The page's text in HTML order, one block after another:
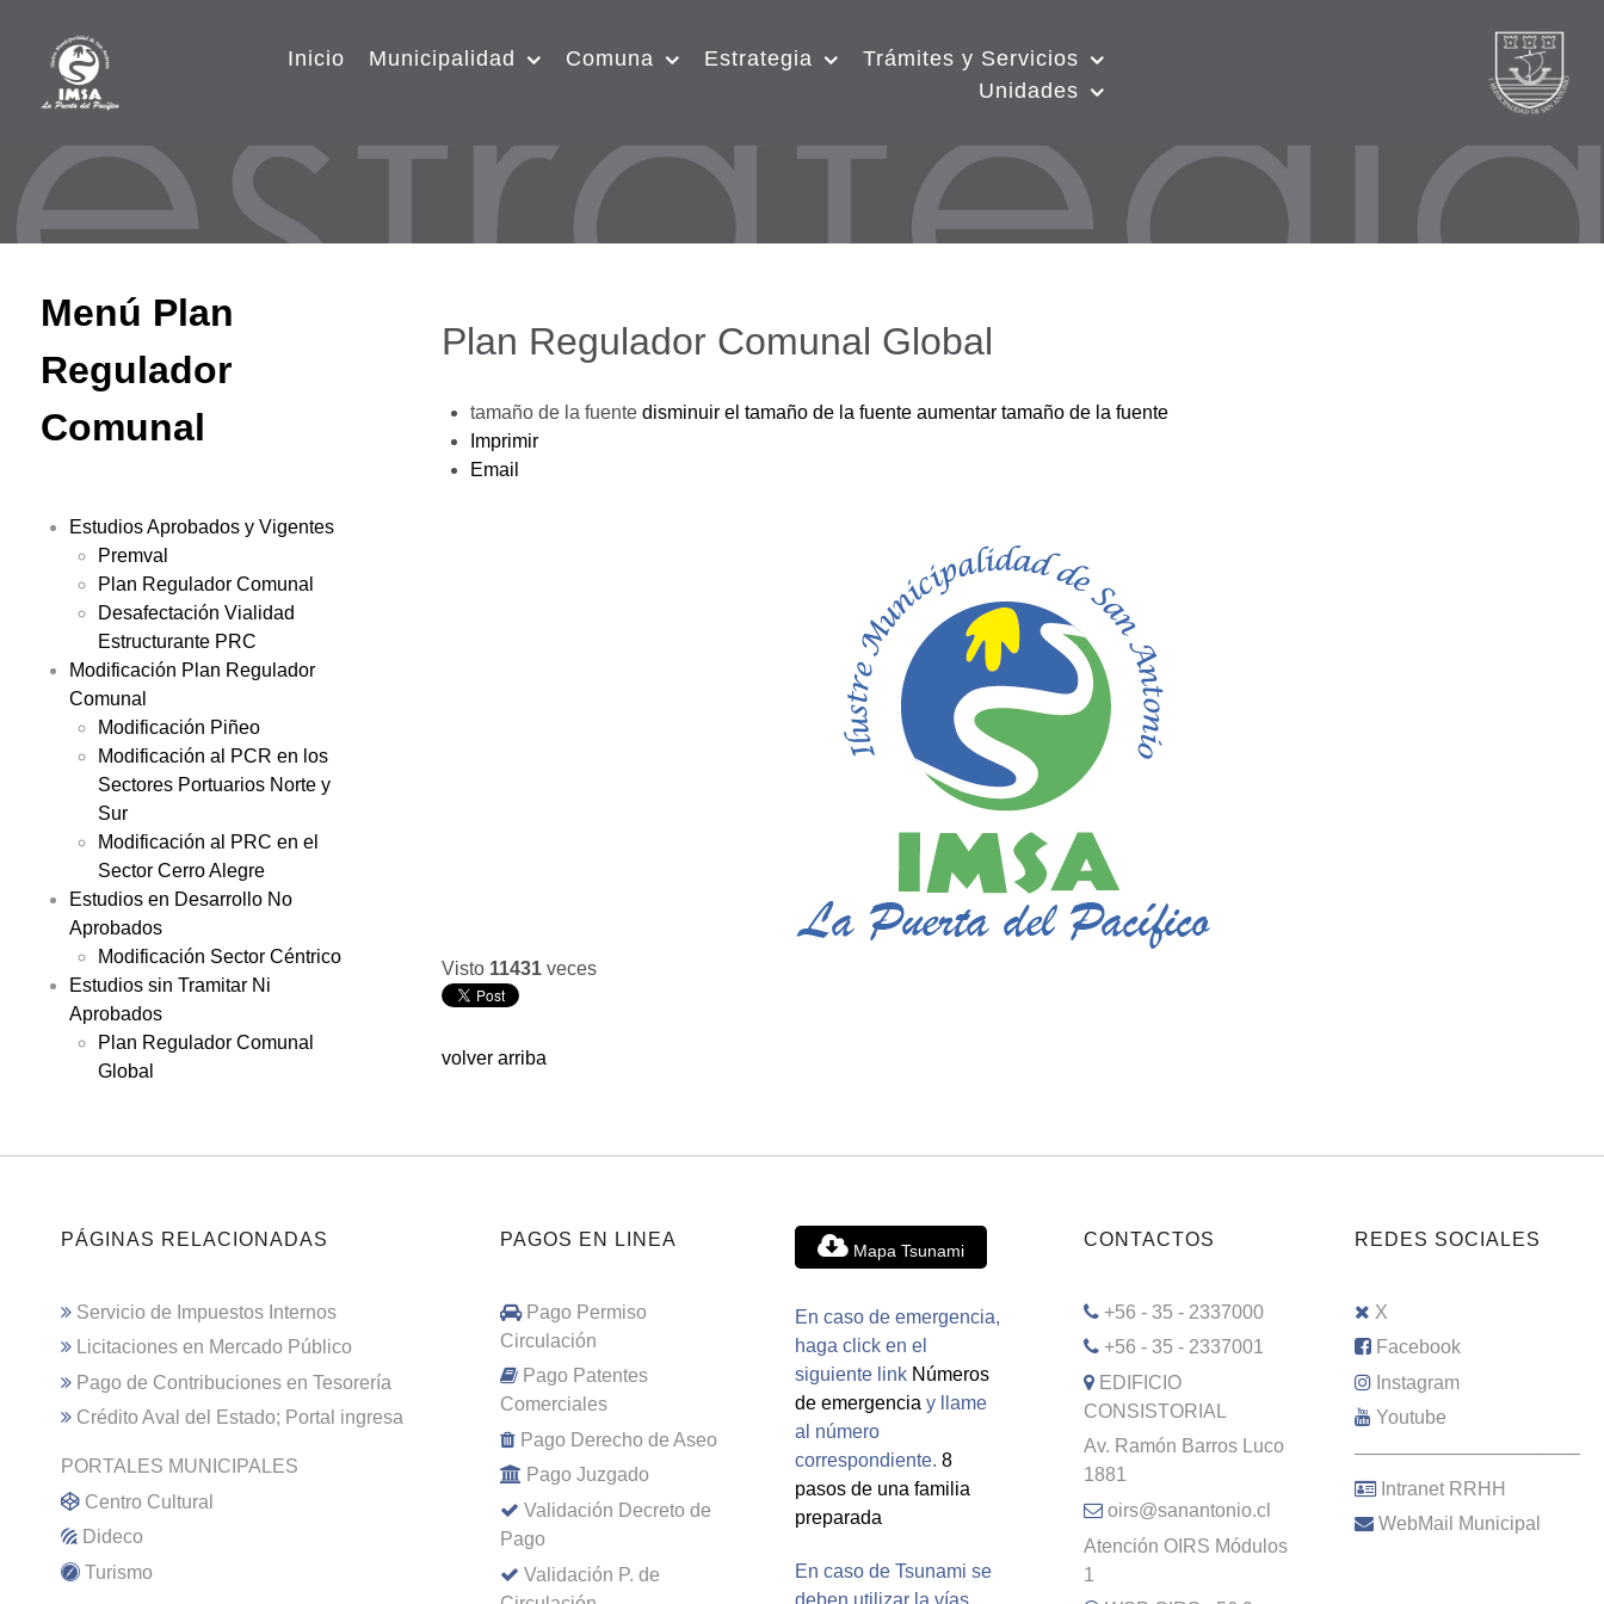
Inicio Municipalidad Comuna Estrategia
Trámites y Servicios
Unidades
Menú Plan
Regulador
Comunal
Estudios Aprobados y Vigentes
Premval
Plan Regulador Comunal
Desafectación Vialidad
Estructurante PRC
Modificación Plan Regulador
Comunal
Modificación Piñeo
Modificación al PCR en los
Sectores Portuarios Norte y
Sur
Modificación al PRC en el
Sector Cerro Alegre
Estudios en Desarrollo No
Aprobados
Modificación Sector Céntrico
Estudios sin Tramitar Ni
Aprobados
Plan Regulador Comunal
Global
Plan Regulador Comunal Global
tamaño de la fuente disminuir el tamaño de la fuente aumentar tamaño de la fuente
Imprimir
Email
Visto 11431 veces
volver arriba
PÁGINAS RELACIONADAS
Servicio de Impuestos Internos
Licitaciones en Mercado Público
Pago de Contribuciones en Tesorería
Crédito Aval del Estado; Portal ingresa
PORTALES MUNICIPALES
Centro Cultural
Dideco
Turismo
PAGOS EN LINEA
Pago Permiso
Circulación
Pago Patentes
Comerciales
Pago Derecho de Aseo
Pago Juzgado
Validación Decreto de
Pago
Validación P. de
Mapa Tsunami
En caso de emergencia,
haga click en el
siguiente link Números
de emergencia y llame
al número
correspondiente. 8
pasos de una familia
preparada
En caso de Tsunami se
deben utilizar la vías
CONTACTOS
+56 - 35 - 2337000
+56 - 35 - 2337001
EDIFICIO
CONSISTORIAL
Av. Ramón Barros Luco
1881
oirs@sanantonio.cl
Atención OIRS Módulos
1
REDES SOCIALES
X
Facebook
Instagram
Youtube
–––––––––––––––––––––
Intranet RRHH
WebMail Municipal